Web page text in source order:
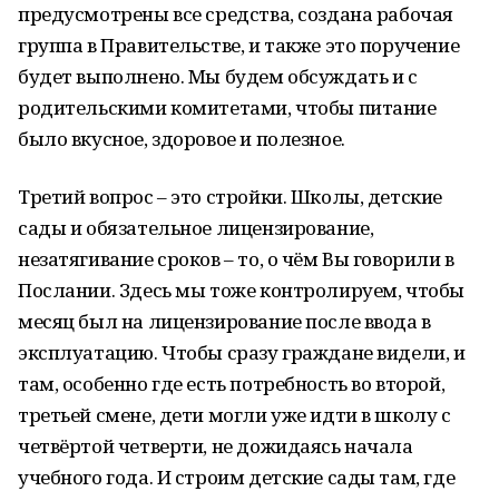
предусмотрены все средства, создана рабочая
группа в Правительстве, и также это поручение
будет выполнено. Мы будем обсуждать и с
родительскими комитетами, чтобы питание
было вкусное, здоровое и полезное.
Третий вопрос – это стройки. Школы, детские
сады и обязательное лицензирование,
незатягивание сроков – то, о чём Вы говорили в
Послании. Здесь мы тоже контролируем, чтобы
месяц был на лицензирование после ввода в
эксплуатацию. Чтобы сразу граждане видели, и
там, особенно где есть потребность во второй,
третьей смене, дети могли уже идти в школу с
четвёртой четверти, не дожидаясь начала
учебного года. И строим детские сады там, где